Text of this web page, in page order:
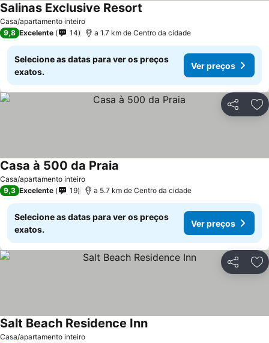
Casa/apartamento inteiro
Salinas Exclusive Resort
9,8 Excelente 14 a 1.7 km de Centro da cidade
Selecione as datas para ver os preços
exatos.
Ver preços
Partilhar
Casa/apartamento inteiro
Casa à 500 da Praia
9,3 Excelente 19 a 5.7 km de Centro da cidade
Selecione as datas para ver os preços
exatos.
Ver preços
Partilhar
Casa/apartamento inteiro
Salt Beach Residence InnVer preços